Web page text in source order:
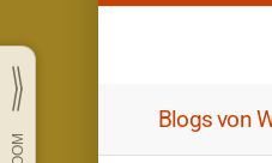
Blogs von